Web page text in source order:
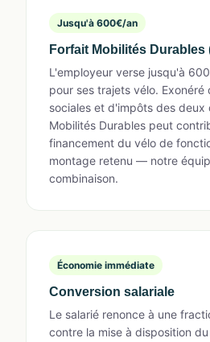
Jusqu'à 600€/an
Forfait Mobilités Durables
L'employeur verse jusqu'à
pour ses trajets vélo. Exonéré
sociales et d'impôts des deux
Mobilités Durables peut
financement du vélo de
montage retenu — notre
combinaison.
Économie immédiate
Conversion salariale
Le salarié renonce à une
contre la mise à disposition